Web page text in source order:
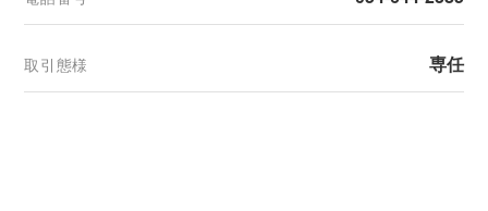
取引態様 専任